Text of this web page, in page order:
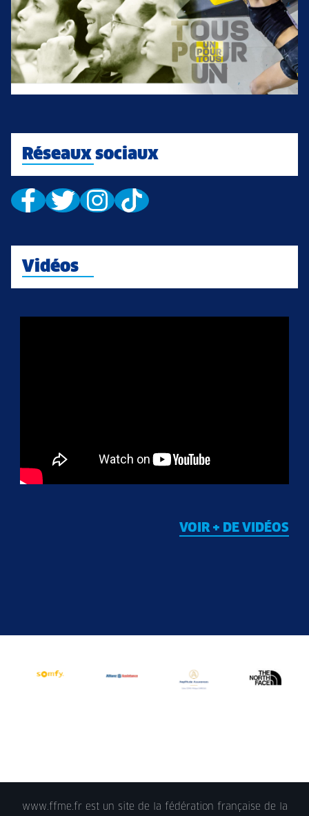
Réseaux sociaux
Vidéos
VOIR + DE VIDÉOS
www.ffme.fr est un site de la fédération française de la